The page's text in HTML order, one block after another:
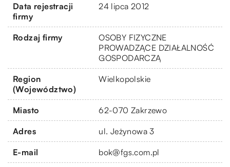
Data rejestracji
firmy
24 lipca 2012
Rodzaj firmy
OSOBY FIZYCZNE
PROWADZĄCE DZIAŁALNOŚĆ
GOSPODARCZĄ
Region
(Województwo)
Wielkopolskie
Miasto 62-070 Zakrzewo
Adres ul. Jeżynowa 3
E-mail bok@fgs.com.pl